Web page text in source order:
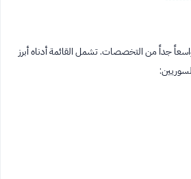
جداً من التخصصات. تشمل القائمة أدناه أبرز